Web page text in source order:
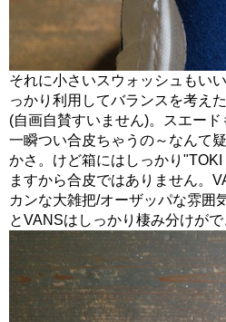
それに小さいスウォッシュもい
っかり利用してバランスを考え
(自画自賛すいません)。スエード
一瞬つい合皮ちゃうの～なんて
かさ。けど箱にはしっかり
ますから合皮ではありません。
カンな大雑把/オーザッパな雰囲
とVANSはしっかり棲み分けがで